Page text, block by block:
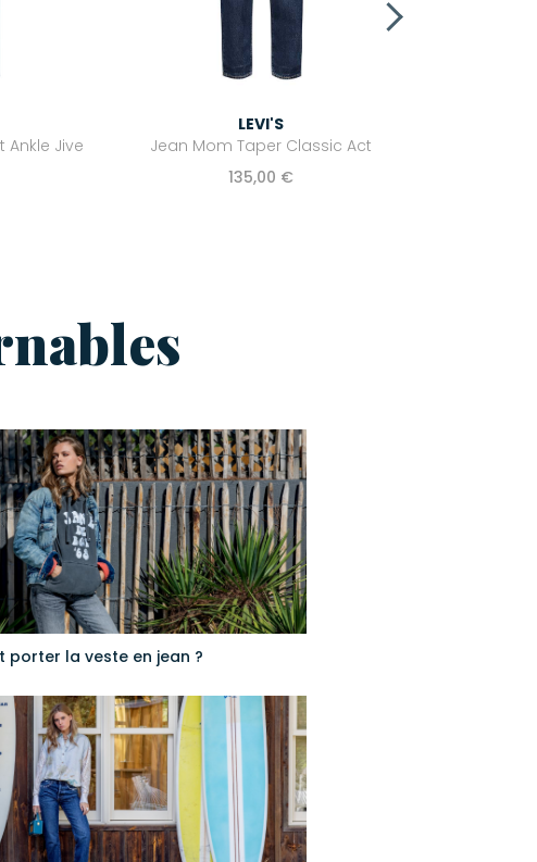
Ankle Jive
LEVI'S
Jean Mom Taper Classic Act
135,00 €
porter la veste en jean ?